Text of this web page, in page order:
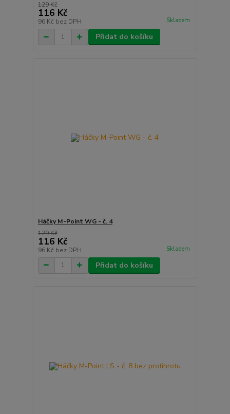
129 Kč
116 Kč
96 Kč bez DPH Skladem
Přidat do košíku
Háčky M-Point WG - č. 4
129 Kč
116 Kč
96 Kč bez DPH Skladem
Přidat do košíku